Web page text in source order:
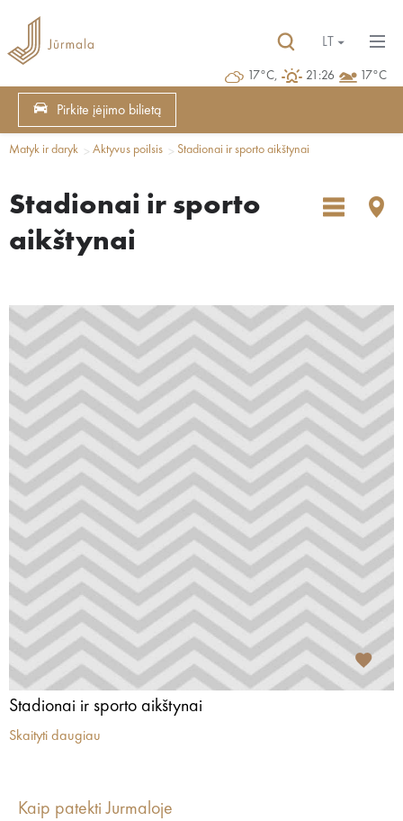
17°C, 21:26 17°C
LT
Pirkite įėjimo bilietą
Matyk ir daryk Aktyvus poilsis Stadionai ir sporto aikštynai
Stadionai ir sporto
aikštynai
Stadionai ir sporto aikštynai
Skaityti daugiau
Kaip patekti Jurmaloje